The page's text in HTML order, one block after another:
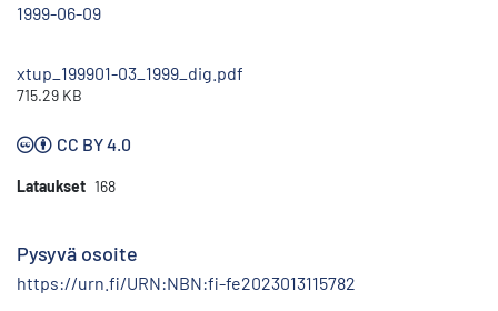
1999-06-09
xtup_199901-03_1999_dig.pdf
715.29 KB
CC BY 4.0
Lataukset 168
Pysyvä osoite
https://urn.fi/URN:NBN:fi-fe2023013115782